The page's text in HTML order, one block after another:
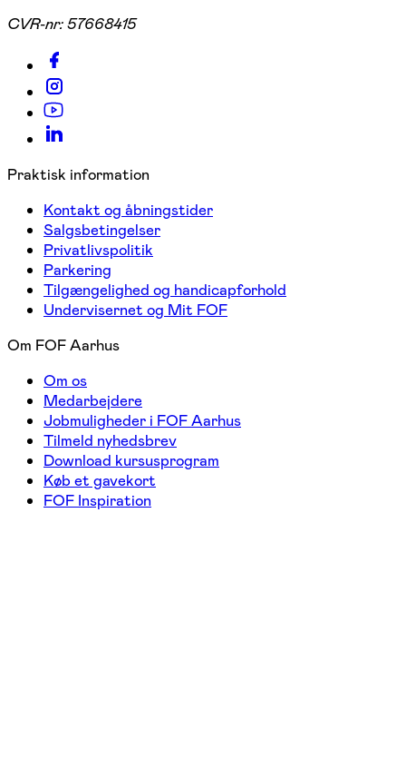
CVR-nr:57668415
Praktisk information
Kontakt og åbningstider
Salgsbetingelser
Privatlivspolitik
Parkering
Tilgængelighed og handicapforhold
Undervisernet og Mit FOF
Om FOF Aarhus
Om os
Medarbejdere
Jobmuligheder i FOF Aarhus
Tilmeld nyhedsbrev
Download kursusprogram
Køb et gavekort
FOF Inspiration